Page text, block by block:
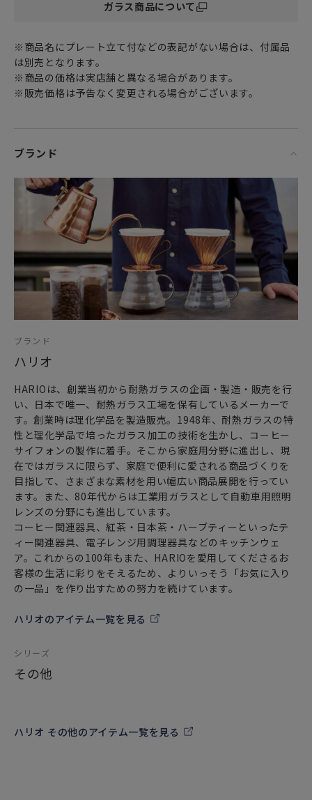
そばで使用したり、幼児の手の届く所に置かないでくださ
・ガラス器の内面を、金属スプーンなどで強くたたいたり、
強くこすったりしないでください。破損の原因になります。
・ガラス本体が熱いうちにぬれた布でふれたり、ぬれた台の
上に置くと、急激な温度変化により破損する場合がありま
・洗浄する場合は、やわらかいスポンジに中性洗剤を使用し
・やわらかいスポンジでも、クレンザー、研磨材付スポン
ジ、スチールたわし、研磨材入りナイロンたわしなど、クレ
ンザーやガラスに傷の付く研磨材、または研磨粒子がついて
いるスポンジなどは使用しないでください。思わぬときに破
損する原因となります。
・本製品は食器洗い乾燥機のご使用ができます。ご使用の際
は、お手持ちの食器洗い乾燥機の取扱説明書をよくお読みく
ださい。
ガラス商品について
※商品名にプレート立て付などの表記がない場合は、付属品
は別売となります。
※商品の価格は実店舗と異なる場合があります。
※販売価格は予告なく変更される場合がございます。
ブランド
ブランド
ハリオ
HARIOは、創業当初から耐熱ガラスの企画・製造・販売を行
い、日本で唯一、耐熱ガラス工場を保有しているメーカーで
す。創業時は理化学品を製造販売。1948年、耐熱ガラスの特
性と理化学品で培ったガラス加工の技術を生かし、コーヒー
サイフォンの製作に着手。そこから家庭用分野に進出し、現
在ではガラスに限らず、家庭で便利に愛される商品づくりを
目指して、さまざまな素材を用い幅広い商品展開を行ってい
ます。また、80年代からは工業用ガラスとして自動車用照明
レンズの分野にも進出しています。
コーヒー関連器具、紅茶・日本茶・ハーブティーといったテ
ィー関連器具、電子レンジ用調理器具などのキッチンウェ
ア。これからの100年もまた、HARIOを愛用してくださるお
客様の生活に彩りをそえるため、よりいっそう「お気に入り
の一品」を作り出すための努力を続けています。
ハリオのアイテム一覧を見る
シリーズ
その他
ハリオ その他のアイテム一覧を見る